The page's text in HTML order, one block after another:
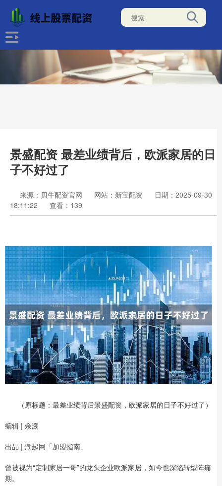
景盛配资 最差业绩背后，欧派家居的日
子不好过了
来源：贝牛配资官网 网站：新宝配资
日期：2025-09-30
18:11:22
查看：139
（原标题：最差业绩背后景盛配资，欧派家居的日子不好过了）
编辑 | 余溯
出品 | 潮起网「加盟指南」
曾被视为“定制家居一哥”的龙头企业欧派家居，如今也深陷转型阵痛
期。